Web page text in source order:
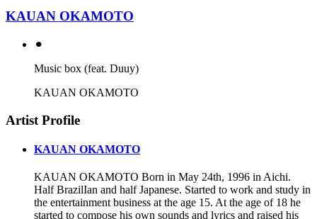
KAUAN OKAMOTO
⚫︎
Music box (feat. Duuy)
KAUAN OKAMOTO
Artist Profile
KAUAN OKAMOTO
KAUAN OKAMOTO Born in May 24th, 1996 in Aichi.
Half BrazilIan and half Japanese. Started to work and study in
the entertainment business at the age 15. At the age of 18 he
started to compose his own sounds and lyrics and raised his